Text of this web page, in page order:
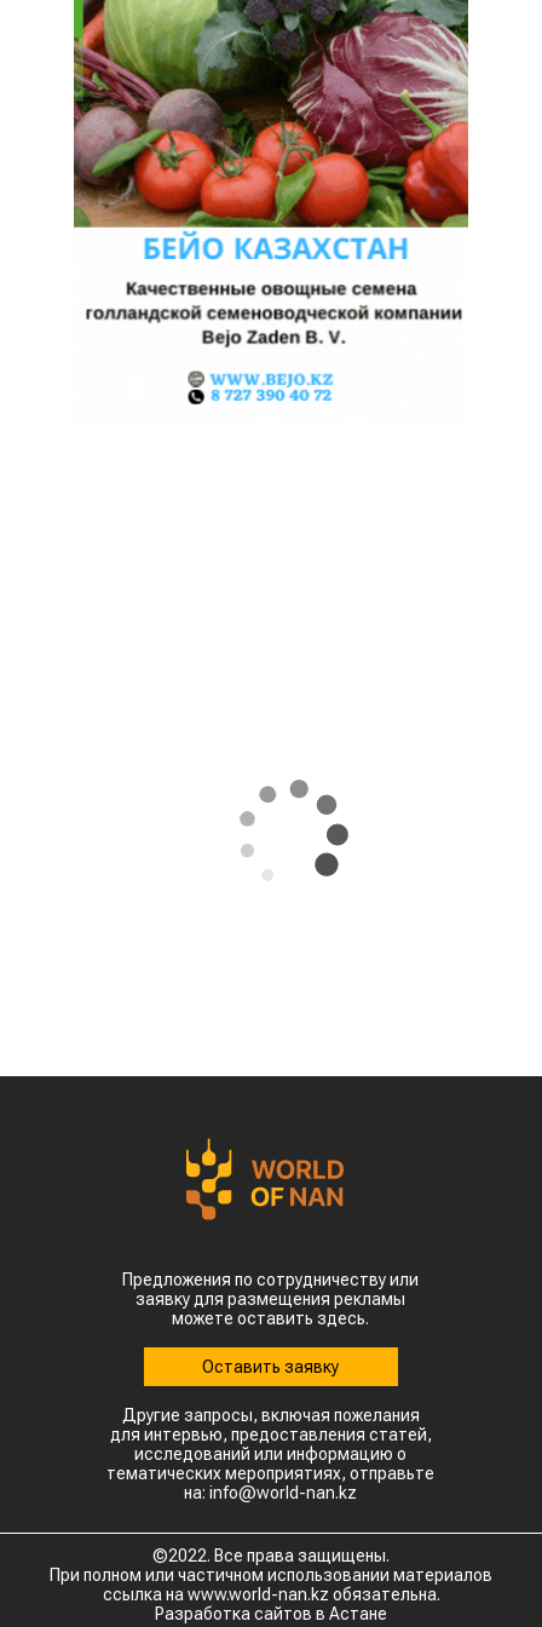
Предложения по сотрудничеству или
заявку для размещения рекламы
можете оставить здесь.
Оставить заявку
Другие запросы, включая пожелания
для интервью, предоставления статей,
исследований или информацию о
тематических мероприятиях, отправьте
на: info@world-nan.kz
©2022. Все права защищены.
При полном или частичном использовании материалов
ссылка на www.world-nan.kz обязательна.
Разработка сайтов в Астане